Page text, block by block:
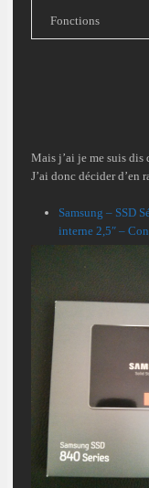
Fonctions
Mais j’ai je me suis dis
J’ai donc décider d’en
Samsung – SSD
interne 2,5″ –